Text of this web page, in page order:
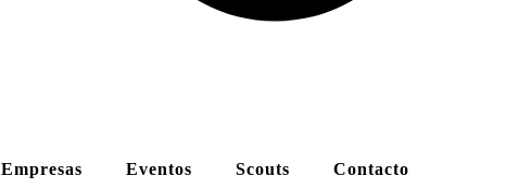
Empresas Eventos Scouts Contacto